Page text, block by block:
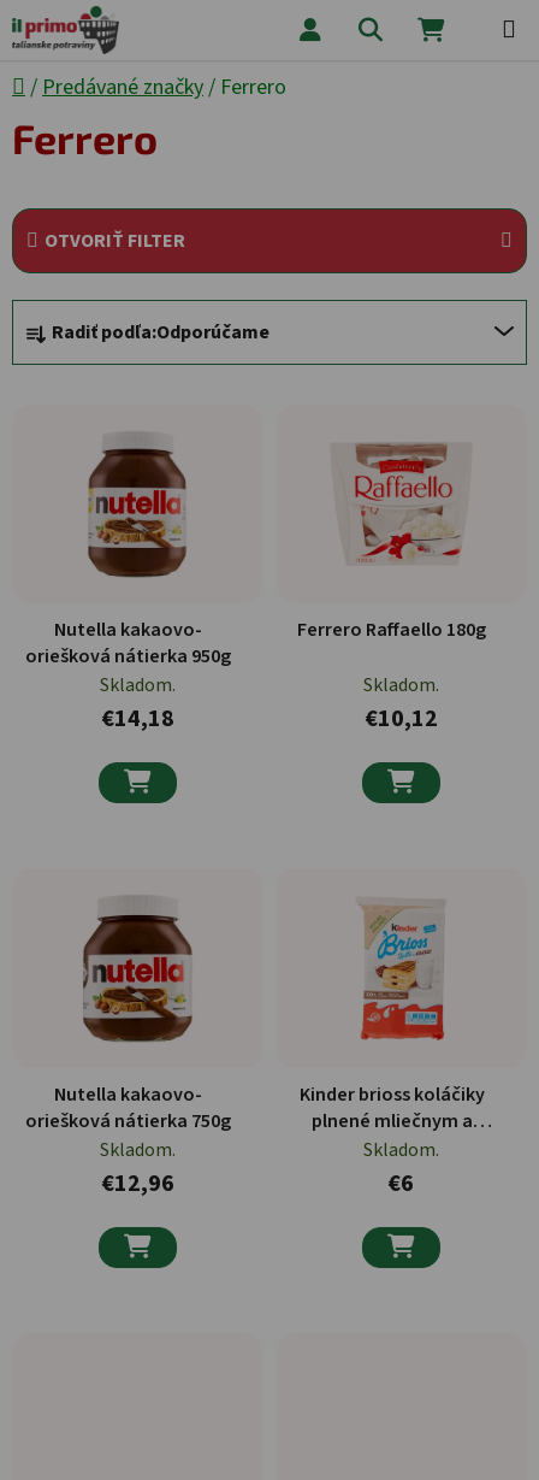
Prejsť na obsah Hľadať
Domov
/ Predávané značky/ Ferrero
Ferrero
OTVORIŤ FILTER
Radenie produktov
Radiť podľa:Odporúčame
Nutella kakaovo-
oriešková nátierka 950g
Skladom.
€14,18

Ferrero Raffaello 180g
Skladom.
€10,12

Nutella kakaovo-
oriešková nátierka 750g
Skladom.
€12,96

Kinder brioss koláčiky
plnené mliečnym a
čokoládovým krémom
10x28g
Skladom.
€6
